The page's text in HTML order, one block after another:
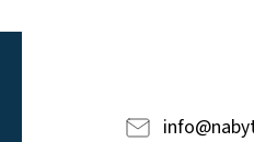
info@